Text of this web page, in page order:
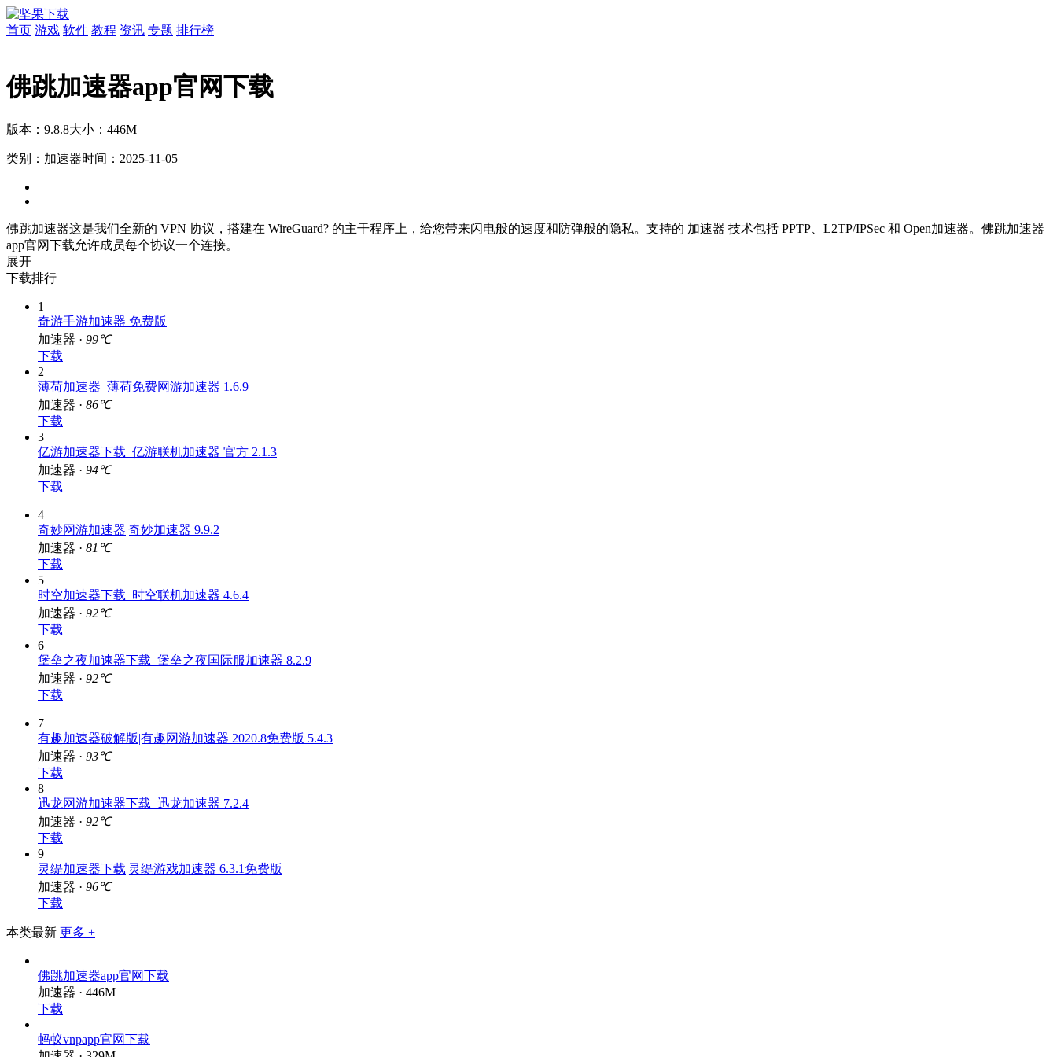
首页 游戏 软件 教程 资讯 专题 排行榜
佛跳加速器app官网下载
版本：9.8.8大小：446M
类别：加速器时间：2025-11-05
佛跳加速器这是我们全新的 VPN 协议，搭建在 WireGuard? 的主干程序上，给您带来闪电般的速度和防弹般的隐私。支持的 加速器 技术包括 PPTP、L2TP/IPSec 和 Open加速器。佛跳加速器
app官网下载允许成员每个协议一个连接。
展开
下载排行
1
奇游手游加速器 免费版
加速器 · 99℃
下载
2
薄荷加速器_薄荷免费网游加速器 1.6.9
加速器 · 86℃
下载
3
亿游加速器下载_亿游联机加速器 官方 2.1.3
加速器 · 94℃
下载
4
奇妙网游加速器|奇妙加速器 9.9.2
加速器 · 81℃
下载
5
时空加速器下载_时空联机加速器 4.6.4
加速器 · 92℃
下载
6
堡垒之夜加速器下载_堡垒之夜国际服加速器 8.2.9
加速器 · 92℃
下载
7
有趣加速器破解版|有趣网游加速器 2020.8免费版 5.4.3
加速器 · 93℃
下载
8
迅龙网游加速器下载_迅龙加速器 7.2.4
加速器 · 92℃
下载
9
灵缇加速器下载|灵缇游戏加速器 6.3.1免费版
加速器 · 96℃
下载
本类最新 更多 +
佛跳加速器app官网下载
加速器 · 446M
下载
蚂蚁vnpapp官网下载